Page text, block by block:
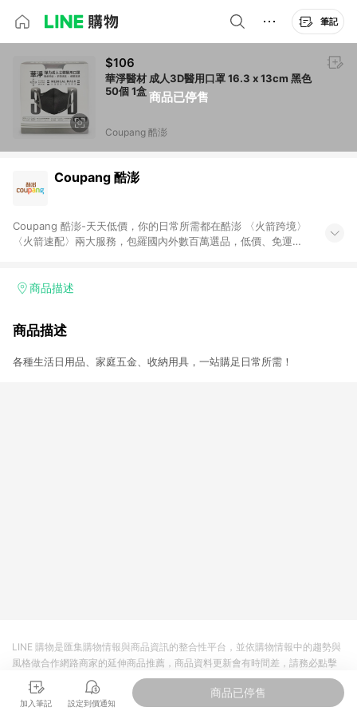
筆記
商品已停售
$106
華淨醫材 成人3D醫用口罩 16.3 x 13cm 黑色
50個 1盒
Coupang 酷澎
Coupang 酷澎
Coupang 酷澎-天天低價，你的日常所需都在酷澎 〈火箭跨境〉
〈火箭速配〉兩大服務，包羅國內外數百萬選品，低價、免運，
加入WOW會員告別湊免運，火箭速配、火箭跨境優質選品不限金
商品描述
商品描述
各種生活日用品、家庭五金、收納用具，一站購足日常所需！
加入筆記 設定到價通知
商品已停售
LINE 購物是匯集購物情報與商品資訊的整合性平台，並依購物情報中的趨勢與
風格做合作網路商家的延伸商品推薦，商品資料更新會有時間差，請務必點擊
商品至各合作網路商家，確認現售價與購物條件，一切資訊以合作廠商網頁為
準。